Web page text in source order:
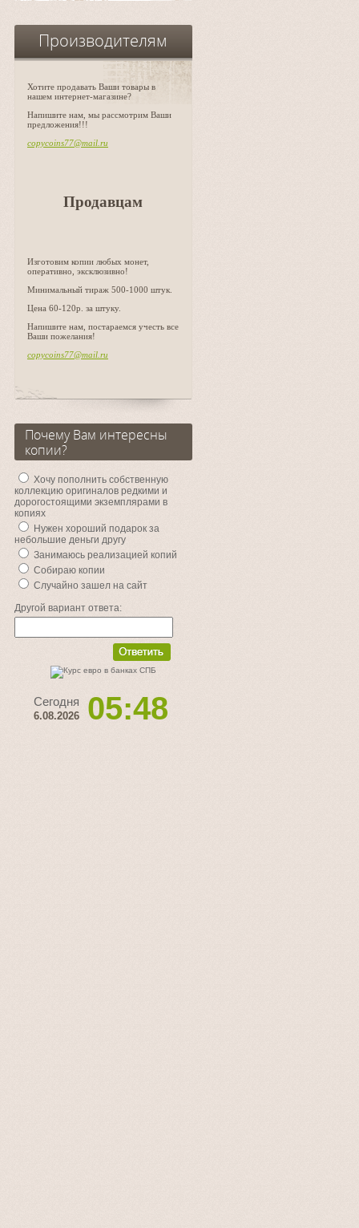
Производителям
Хотите продавать Ваши товары в
нашем интернет-магазине?
Напишите нам, мы рассмотрим Ваши
предложения!!!
copycoins77@mail.ru
Продавцам
Изготовим копии любых монет,
оперативно, эксклюзивно!
Минимальный тираж 500-1000 штук.
Цена 60-120р. за штуку.
Напишите нам, постараемся учесть все
Ваши пожелания!
copycoins77@mail.ru
Почему Вам интересны
копии?
Хочу пополнить собственную
коллекцию оригиналов редкими и
дорогостоящими экземплярами в
копиях
Нужен хороший подарок за
небольшие деньги другу
Занимаюсь реализацией копий
Собираю копии
Случайно зашел на сайт
Другой вариант ответа:
Сегодня
6.08.2026 05:48